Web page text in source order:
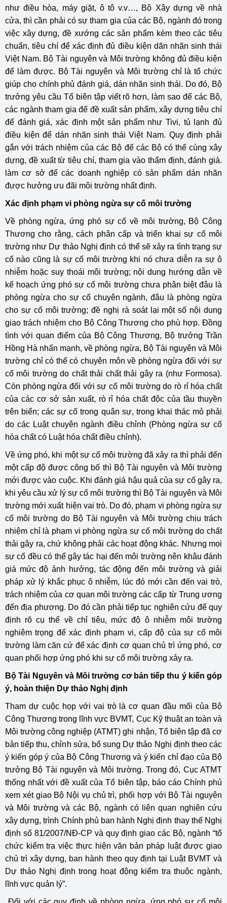
như điều hòa, máy giặt, ô tô v.v…, Bộ Xây dựng về nhà
cửa, thì cần phải có sự tham gia của các Bộ, ngành đó trong
việc xây dựng, đề xướng các sản phẩm kèm theo các tiêu
chuẩn, tiêu chí để xác định đủ điều kiện dãn nhãn sinh thái
Việt Nam. Bộ Tài nguyên và Môi trường không đủ điều kiện
để làm được. Bộ Tài nguyên và Môi trường chỉ là tổ chức
giúp cho chính phủ đánh giá, dán nhãn sinh thái. Do đó, Bộ
trưởng yêu cầu Tổ biên tập viết rõ hơn, làm sao để các Bộ,
các ngành tham gia để đề xuất sản phẩm, xây dựng tiêu chí
để đánh giá, xác định một sản phẩm như Tivi, tủ lạnh đủ
điều kiện để dán nhãn sinh thái Việt Nam. Quy định phải
gắn với trách nhiệm của các Bộ để các Bộ có thể cùng xây
dựng, đề xuất từ tiêu chí, tham gia vào thẩm định, đánh giá.
làm cơ sở để các doanh nghiệp có sản phẩm dán nhãn
được hưởng ưu đãi môi trường nhất định.
Xác định phạm vi phòng ngừa sự cố môi trường
Về phòng ngừa, ứng phó sự cố về môi trường, Bộ Công
Thương cho rằng, cách phân cấp và triển khai sự cố môi
trường như Dự thảo Nghị định có thể sẽ xảy ra tình trạng sự
cố nào cũng là sự cố môi trường khi nó chưa diễn ra sự ô
nhiễm hoặc suy thoái môi trường; nội dung hướng dẫn về
kế hoạch ứng phó sự cố môi trường chưa phân biệt đâu là
phòng ngừa cho sự cố chuyên ngành, đâu là phòng ngừa
cho sự cố môi trường; đề nghị rà soát lại một số nội dung
giao trách nhiệm cho Bộ Công Thương cho phù hợp. Đồng
tình với quan điểm của Bộ Công Thương, Bộ trưởng Trần
Hồng Hà nhấn mạnh, về phòng ngừa, Bộ Tài nguyên và Môi
trường chỉ có thể có chuyên môn về phòng ngừa đối với sự
cố môi trường do chất thải chất thải gây ra (như Formosa).
Còn phòng ngừa đối với sự cố môi trường do rò rỉ hóa chất
của các cơ sở sản xuất, rò rỉ hóa chất độc của tầu thuyền
trên biển; các sự cố trong quân sự, trong khai thác mỏ phải
do các Luật chuyên ngành điều chỉnh (Phòng ngừa sự cố
hóa chất có Luật hóa chất điều chỉnh).
Về ứng phó, khi một sự cố môi trường đã xảy ra thì phải đến
một cấp độ được công bố thì Bộ Tài nguyên và Môi trường
mới được vào cuộc. Khi đánh giá hậu quả của sự cố gây ra,
khi yêu cầu xử lý sự cố môi trường thì Bộ Tài nguyên và Môi
trường mới xuất hiện vai trò. Do đó, phạm vi phòng ngừa sự
cố môi trường do Bộ Tài nguyên và Môi trường chịu trách
nhiệm chỉ là phạm vi phòng ngừa sự cố môi trường do chất
thải gây ra, chứ không phải các hoạt động khác. Nhưng mọi
sự cố đều có thể gây tác hại đến môi trường nên khâu đánh
giá mức độ ảnh hưởng, tác động đến môi trường và giải
pháp xử lý khắc phục ô nhiễm, lúc đó mới cần đến vai trò,
trách nhiệm của cơ quan môi trường các cấp từ Trung ương
đến địa phương. Do đó cần phải tiếp tục nghiên cứu để quy
định rõ cụ thể về chỉ tiêu, mức độ ô nhiễm môi trường
nghiêm trọng để xác định phạm vi, cấp độ của sự cố môi
trường làm căn cứ để xác định cơ quan chủ trì ứng phó, cơ
quan phối hợp ứng phó khi sự cố môi trường xảy ra.
Bộ Tài Nguyên và Môi trường cơ bản tiếp thu ý kiến góp
ý, hoàn thiện Dự thảo Nghị định
Tham dự cuộc họp với vai trò là cơ quan đầu mối của Bộ
Công Thương trong lĩnh vực BVMT, Cục Kỹ thuật an toàn và
Môi trường công nghiệp (ATMT) ghi nhận, Tổ biên tập đã cơ
bản tiếp thu, chỉnh sửa, bổ sung Dự thảo Nghị định theo các
ý kiến góp ý của Bộ Công Thương và ý kiến chỉ đạo của Bộ
trưởng Bộ Tài nguyên và Môi trường. Trong đó, Cục ATMT
thống nhất với đề xuất của Tổ biên tập, báo cáo Chính phủ
xem xét giao Bộ Nội vụ chủ trì, phối hợp với Bộ Tài nguyên
và Môi trường và các Bộ, ngành có liên quan nghiên cứu
xây dựng, trình Chính phủ ban hành Nghị định thay thế Nghị
định số 81/2007/NĐ-CP và quy định giao các Bộ, ngành “tổ
chức kiểm tra việc thực hiện văn bản pháp luật được giao
chủ trì xây dựng, ban hành theo quy định tại Luật BVMT và
Dự thảo Nghị định trong hoạt động kiểm tra thuộc ngành,
lĩnh vực quản lý”.